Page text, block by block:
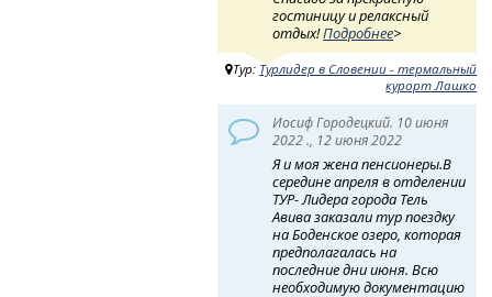
гостиницу и релаксный
отдых!Подробнее>
Тур: Турлидер в Словении - термальный
курорт Лашко
Иосиф Городецкий. 10 июня
2022 ., 12 июня 2022
Я и моя жена пенсионеры.В
середине апреля в отделении
ТУР- Лидера города Тель
Авива заказали тур поездку
на Боденское озеро, которая
предполагалась на
последние дни июня. Всю
необходимую документацию